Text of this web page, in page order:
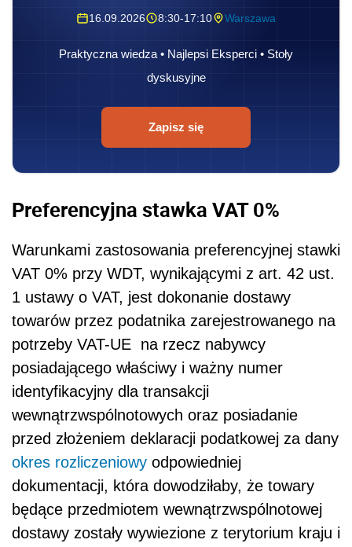
16.09.2026 8:30-17:10 Warszawa
Praktyczna wiedza • Najlepsi Eksperci • Stoły
dyskusyjne
Zapisz się
Preferencyjna stawka VAT 0%
Warunkami zastosowania preferencyjnej stawki
VAT 0% przy WDT, wynikającymi z art. 42 ust.
1 ustawy o VAT, jest dokonanie dostawy
towarów przez podatnika zarejestrowanego na
potrzeby VAT-UE na rzecz nabywcy
posiadającego właściwy i ważny numer
identyfikacyjny dla transakcji
wewnątrzwspólnotowych oraz posiadanie
przed złożeniem deklaracji podatkowej za dany
okres rozliczeniowy odpowiedniej
dokumentacji, która dowodziłaby, że towary
będące przedmiotem wewnątrzwspólnotowej
dostawy zostały wywiezione z terytorium kraju i